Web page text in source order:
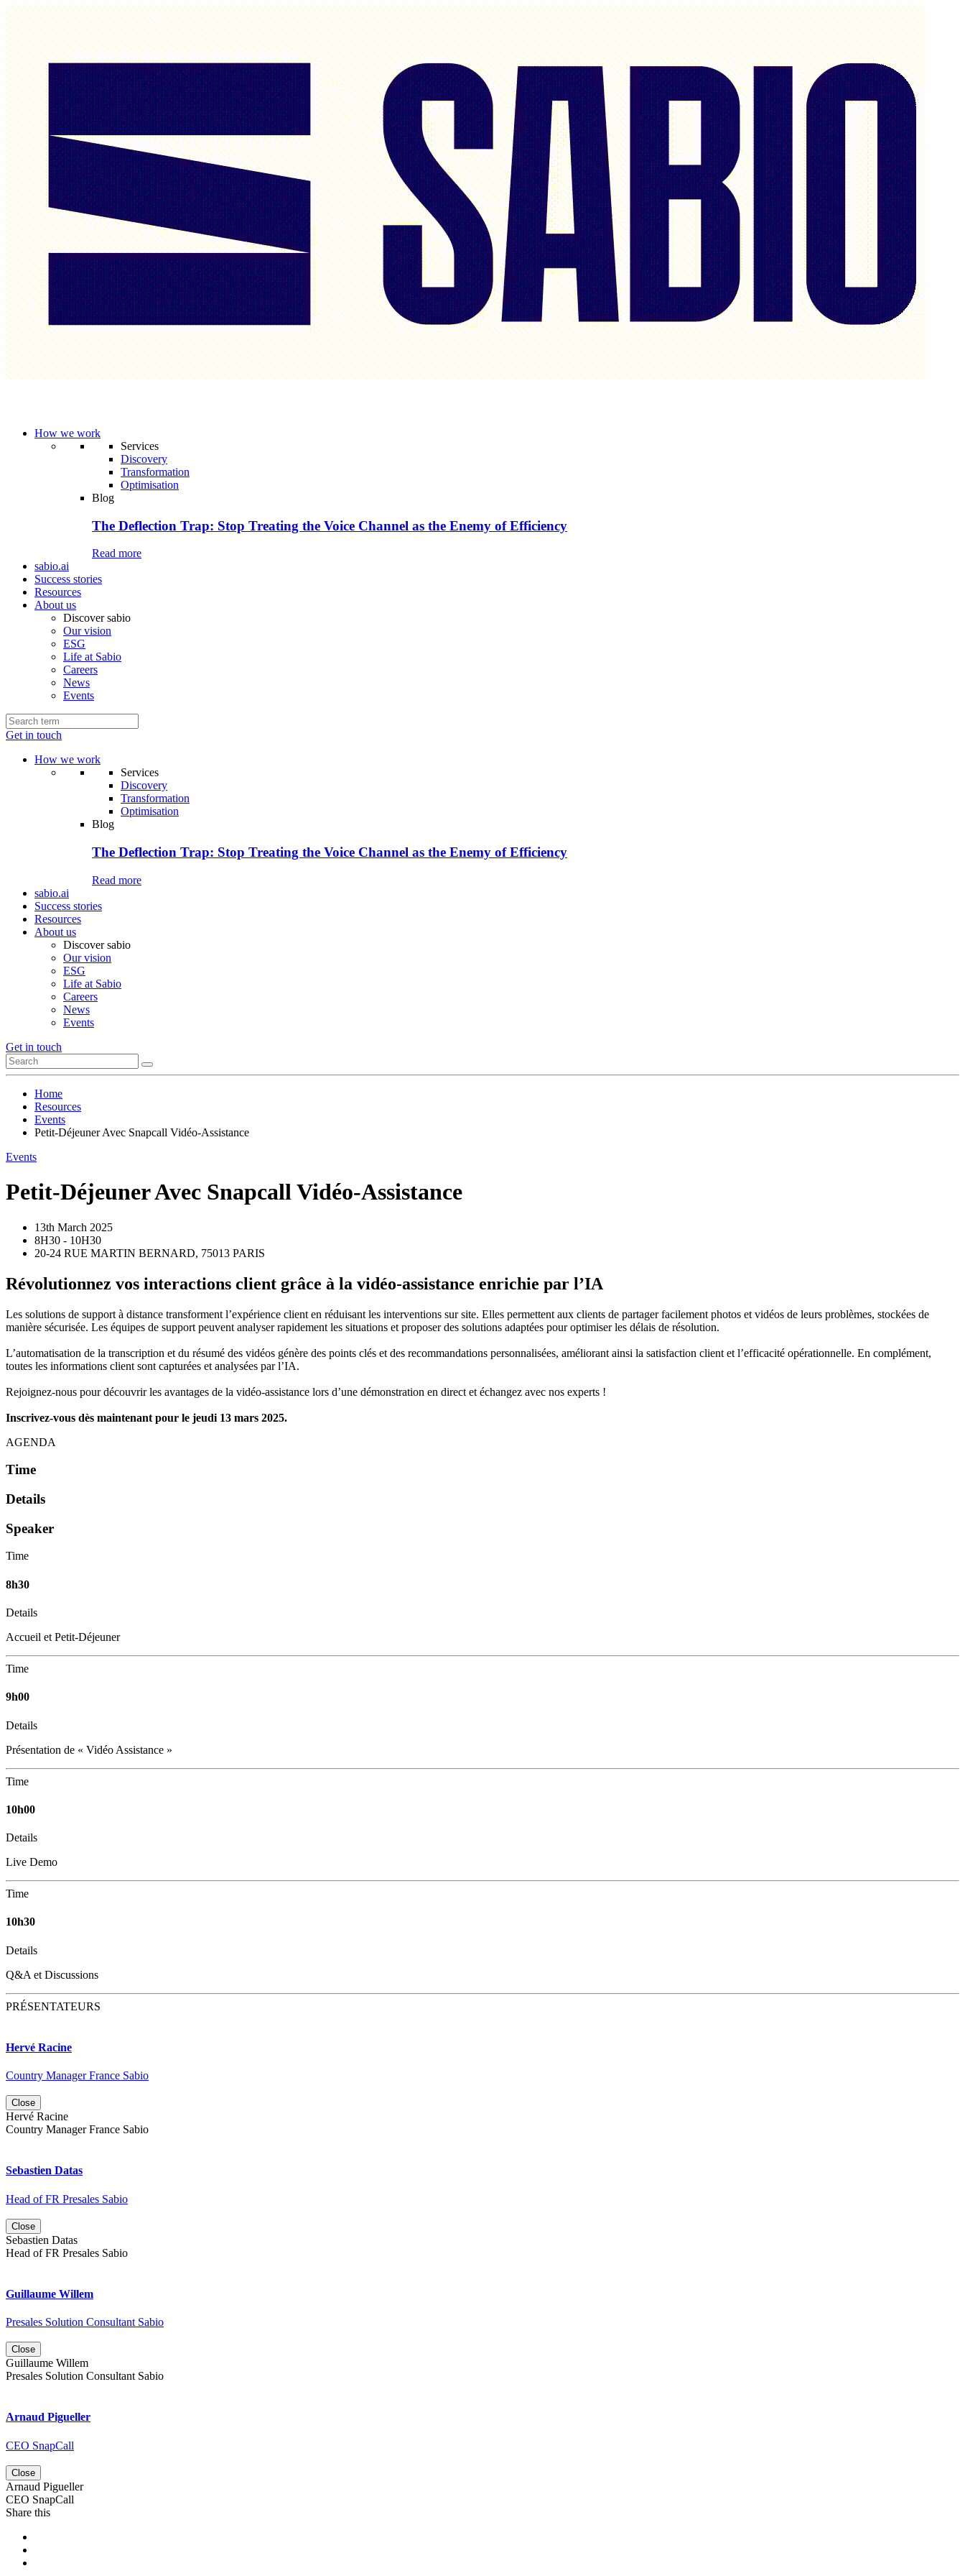
How we work
Services
Discovery
Transformation
Optimisation
Blog
The Deflection Trap: Stop Treating the Voice Channel as the Enemy of Efficiency
Read more
sabio.ai
Success stories
Resources
About us
Discover sabio
Our vision
ESG
Life at Sabio
Careers
News
Events
Get in touch
How we work
Services
Discovery
Transformation
Optimisation
Blog
The Deflection Trap: Stop Treating the Voice Channel as the Enemy of Efficiency
Read more
sabio.ai
Success stories
Resources
About us
Discover sabio
Our vision
ESG
Life at Sabio
Careers
News
Events
Get in touch
Home
Resources
Events
Petit-Déjeuner Avec Snapcall Vidéo-Assistance
Events
Petit-Déjeuner Avec Snapcall Vidéo-Assistance
13th March 2025
8H30 - 10H30
20-24 RUE MARTIN BERNARD, 75013 PARIS
Révolutionnez vos interactions client grâce à la vidéo-assistance enrichie par l’IA
Les solutions de support à distance transforment l’expérience client en réduisant les interventions sur site. Elles permettent aux clients de partager facilement photos et vidéos de leurs problèmes, stockées de
manière sécurisée. Les équipes de support peuvent analyser rapidement les situations et proposer des solutions adaptées pour optimiser les délais de résolution.
L’automatisation de la transcription et du résumé des vidéos génère des points clés et des recommandations personnalisées, améliorant ainsi la satisfaction client et l’efficacité opérationnelle. En complément,
toutes les informations client sont capturées et analysées par l’IA.
Rejoignez-nous pour découvrir les avantages de la vidéo-assistance lors d’une démonstration en direct et échangez avec nos experts !
Inscrivez-vous dès maintenant pour le jeudi 13 mars 2025.
AGENDA
Time
Details
Speaker
Time
8h30
Details
Accueil et Petit-Déjeuner
Time
9h00
Details
Présentation de « Vidéo Assistance »
Time
10h00
Details
Live Demo
Time
10h30
Details
Q&A et Discussions
PRÉSENTATEURS
Hervé Racine
Country Manager France Sabio
Close
Hervé Racine
Country Manager France Sabio
Sebastien Datas
Head of FR Presales Sabio
Close
Sebastien Datas
Head of FR Presales Sabio
Guillaume Willem
Presales Solution Consultant Sabio
Close
Guillaume Willem
Presales Solution Consultant Sabio
Arnaud Pigueller
CEO SnapCall
Close
Arnaud Pigueller
CEO SnapCall
Share this